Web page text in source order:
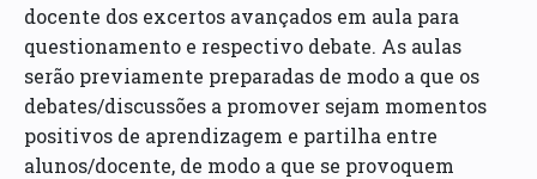
docente dos excertos avançados em aula para
questionamento e respectivo debate. As aulas
serão previamente preparadas de modo a que os
debates/discussões a promover sejam momentos
positivos de aprendizagem e partilha entre
alunos/docente, de modo a que se provoquem